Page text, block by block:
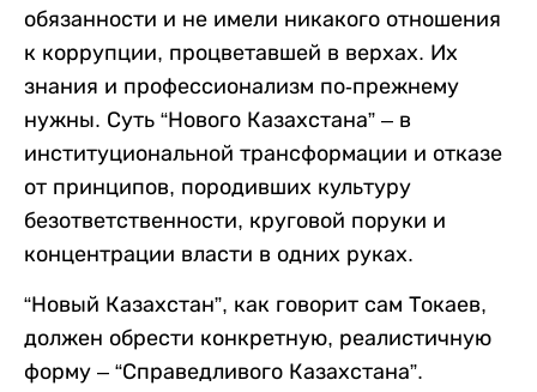
обязанности и не имели никакого отношения
к коррупции, процветавшей в верхах. Их
знания и профессионализм по-прежнему
нужны. Суть “Нового Казахстана” – в
институциональной трансформации и отказе
от принципов, породивших культуру
безответственности, круговой поруки и
концентрации власти в одних руках.
“Новый Казахстан”, как говорит сам Токаев,
должен обрести конкретную, реалистичную
форму – “Справедливого Казахстана”.